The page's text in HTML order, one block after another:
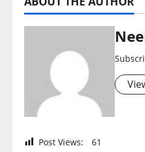
Post Views: 61